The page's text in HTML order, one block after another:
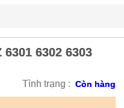
6302 6303
Tình trạng : Còn hàng